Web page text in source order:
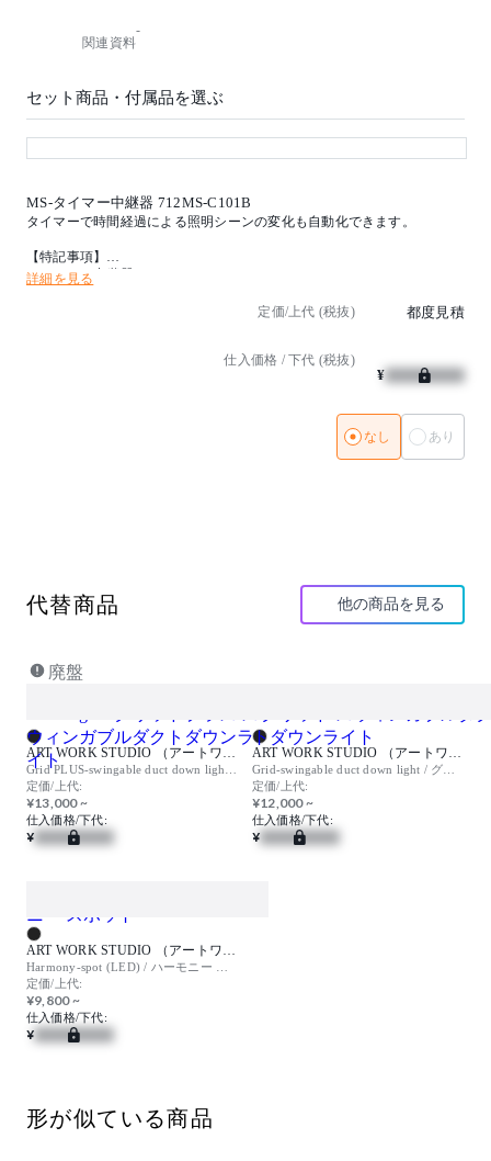
できます。
色温度：LED4000K
消費電力：19W(モーター動作時22W)
取付条件：照射面近接限度0.3m
駆動範囲：PAN 0-180度 TILT ±90度
関連資料
-
セット商品・付属品を選ぶ
MS-タイマー中継器 712MS-C101B
タイマーで時間経過による照明シーンの変化も自動化できます。
【特記事項】
※タイマー中継器
1台ずつの個別設定やグループでのタイマー設定が可能
詳細を見る
定価/上代 (税抜) 都度見積
仕入価格 / 下代 (税抜)
¥
なし あり
代替商品 他の商品を見る
廃盤
定価/上代:
¥13,000 ~
仕入価格/下代:
¥
定価/上代:
¥12,000 ~
仕入価格/下代:
¥
定価/上代:
¥9,800 ~
仕入価格/下代:
¥
形が似ている商品